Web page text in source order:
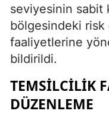
seviyesinin sabit
bölgesindeki
faaliyetlerine
bildirildi.
TEMSILCILIK
DÜZENLEME